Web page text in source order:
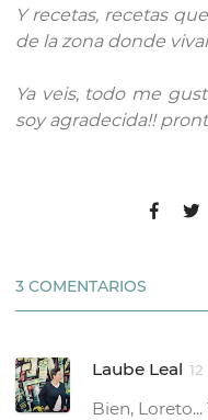
Y recetas, recetas
de la zona donde
Ya veis, todo me
soy agradecida!!
3 COMENTARIOS
Laube Leal
Bien,